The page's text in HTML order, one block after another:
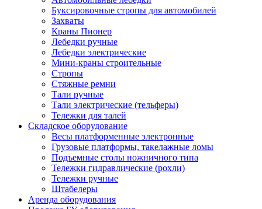
Буксировочные стропы для автомобилей
Захваты
Краны Пионер
Лебедки ручные
Лебедки электрические
Мини-краны строительные
Стропы
Стяжные ремни
Тали ручные
Тали электрические (тельферы)
Тележки для талей
Складское оборудование
Весы платформенные электронные
Грузовые платформы, такелажные ломы
Подъемные столы ножничного типа
Тележки гидравлические (рохли)
Тележки ручные
Штабелеры
Аренда оборудования